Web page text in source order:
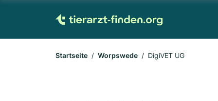
Startseite Worpswede DigiVET UG